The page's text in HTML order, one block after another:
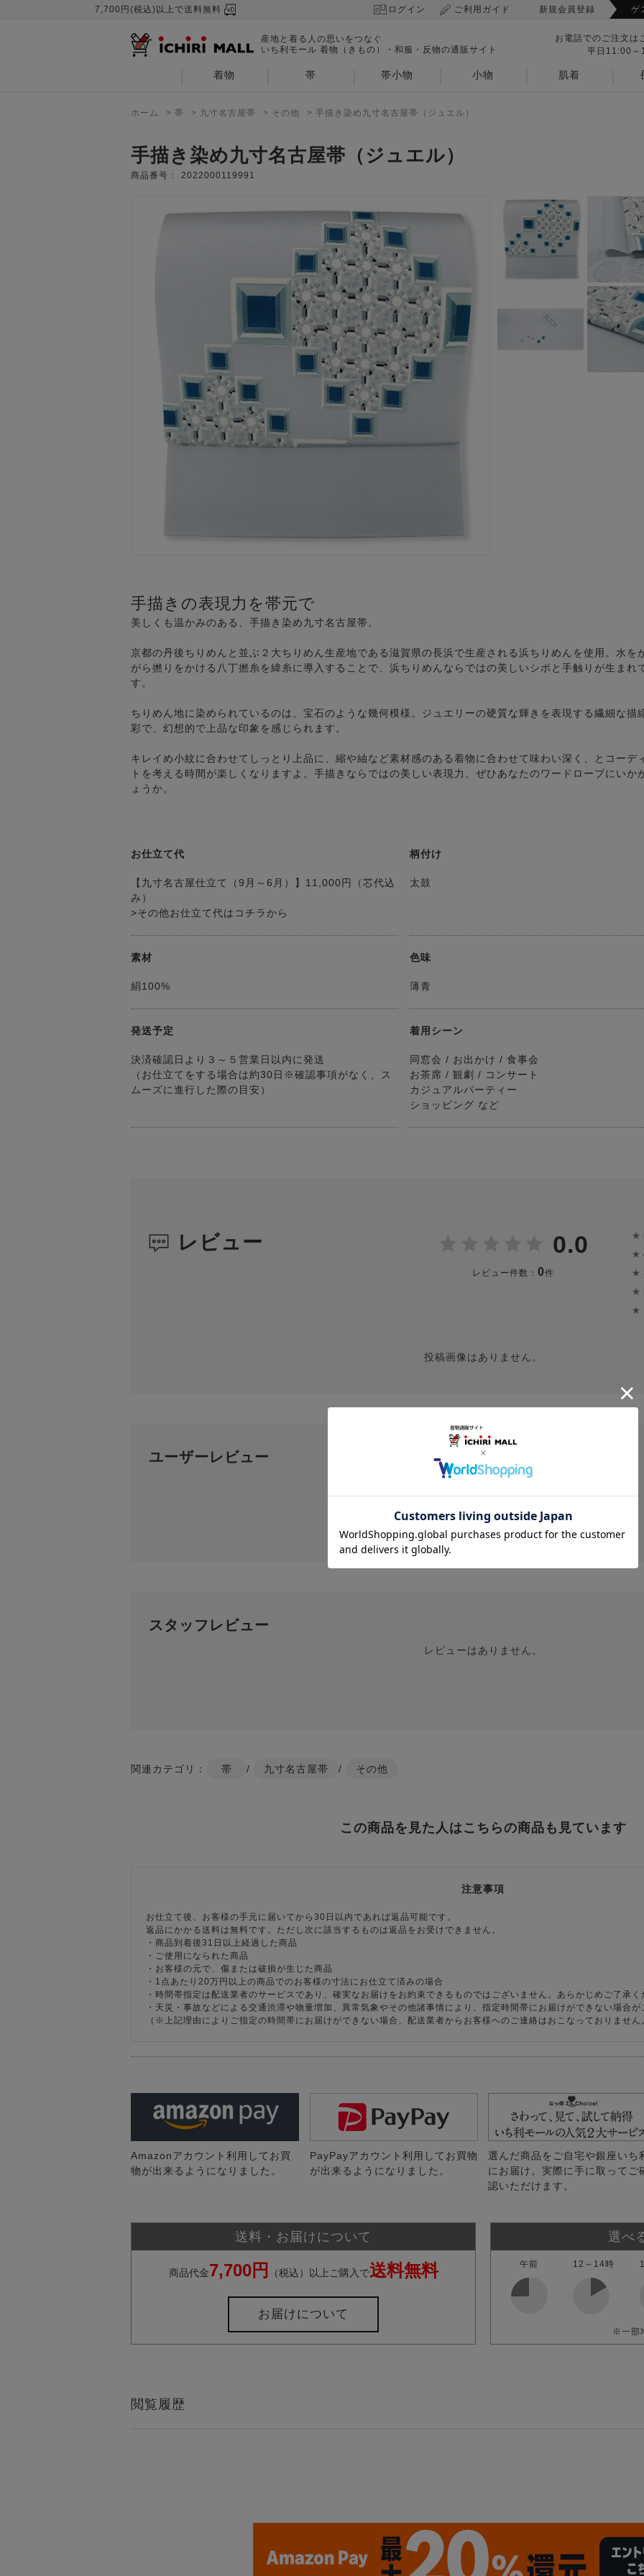
7,700円(税込)以上で送料無料 ログイン ご利用ガイド 新規会員登録 ゲ
産地と着る人の思いをつなぐ
いち利モール 着物（きもの）・和服・反物の通販サイト
お電話でのご注文は
平日11:00～
着物 帯 帯小物 小物 肌着
ホーム > 帯 > 九寸名古屋帯 > その他 > 手描き染め九寸名古屋帯（ジュエル）
手描き染め九寸名古屋帯（ジュエル）
商品番号： 2022000119991
手描きの表現力を帯元で
美しくも温かみのある、手描き染め九寸名古屋帯。
京都の丹後ちりめんと並ぶ２大ちりめん生産地である滋賀県の長浜で生産される浜ちりめんを使用。水を
がら撚りをかける八丁撚糸を緯糸に導入することで、浜ちりめんならではの美しいシボと手触りが生まれ
す。
ちりめん地に染められているのは、宝石のような幾何模様。ジュエリーの硬質な輝きを表現する繊細な描
彩で、幻想的で上品な印象を感じられます。
キレイめ小紋に合わせてしっとり上品に、縮や紬など素材感のある着物に合わせて味わい深く、とコーデ
トを考える時間が楽しくなりますよ。手描きならではの美しい表現力、ぜひあなたのワードローブにいか
ょうか。
お仕立て代
【九寸名古屋仕立て（9月～6月）】11,000円（芯代込
み）
>その他お仕立て代はコチラから
柄付け
太鼓
素材
絹100%
色味
薄青
発送予定
決済確認日より３～５営業日以内に発送
（お仕立てをする場合は約30日※確認事項がなく、ス
ムーズに進行した際の目安）
着用シーン
同窓会 / お出かけ / 食事会
お茶席 / 観劇 / コンサート
カジュアルパーティー
ショッピング など
レビュー 0.0
レビュー件数： 0件
★
★
★
★
★
投稿画像はありません。
ユーザーレビュー
レビューはありません。
スタッフレビュー
レビューはありません。
関連カテゴリ： 帯 / 九寸名古屋帯 / その他
この商品を見た人はこちらの商品も見ています
注意事項
お仕立て後、お客様の手元に届いてから30日以内であれば返品可能です。
返品にかかる送料は無料です。ただし次に該当するものは返品をお受けできません。
・商品到着後31日以上経過した商品
・ご使用になられた商品
・お客様の元で、傷または破損が生じた商品
・1点あたり20万円以上の商品でのお客様の寸法にお仕立て済みの場合
・時間帯指定は配送業者のサービスであり、確実なお届けをお約束できるものではございません。あらかじめご了承く
・天災・事故などによる交通渋滞や物量増加、異常気象やその他諸事情により、指定時間帯にお届けができない場合が
（※上記理由によりご指定の時間帯にお届けができない場合、配送業者からお客様へのご連絡はおこなっておりません
Amazonアカウント利用してお買
物が出来るようになりました。
PayPayアカウント利用してお買物
が出来るようになりました。
選んだ商品をご自宅や銀座いち
にお届け。実際に手に取ってご
認いただけます。
送料・お届けについて
商品代金7,700円 （税込）以上ご購入で送料無料
お届けについて
選べ
午前 12～14時
※一部
閲覧履歴